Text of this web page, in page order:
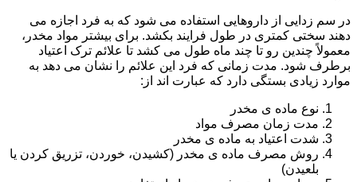
در سم زدایی از داروهایی استفاده می شود که به فرد اجازه می
دهند سختی کمتری در طول فرایند بکشد. برای بیشتر مواد مخدر،
معمولاً چندین رو تا چند ماه طول می کشد تا علائم ترک اعتیاد
برطرف شود. مدت زمانی که فرد این علائم را نشان می دهد به
موارد زیادی بستگی دارد که عبارت اند از:
نوع ماده ی مخدر
مدت زمان مصرف مواد
شدت اعتیاد به ماده ی مخدر
روش مصرف ماده ی مخدر (کشیدن، خوردن، تزریق کردن یا
بلعیدن)